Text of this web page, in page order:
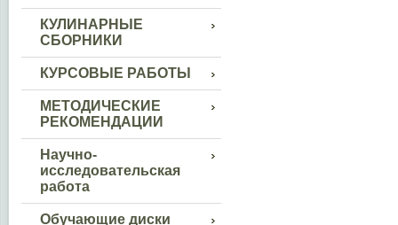
КУЛИНАРНЫЕ
СБОРНИКИ
КУРСОВЫЕ РАБОТЫ
МЕТОДИЧЕСКИЕ
РЕКОМЕНДАЦИИ
Научно-
исследовательская
работа
Обучающие диски